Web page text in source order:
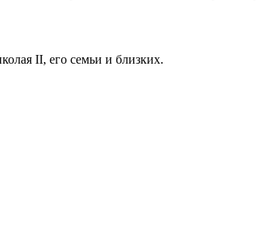
II, его семьи и близких.